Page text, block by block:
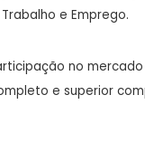
e Emprego.
no
e superior